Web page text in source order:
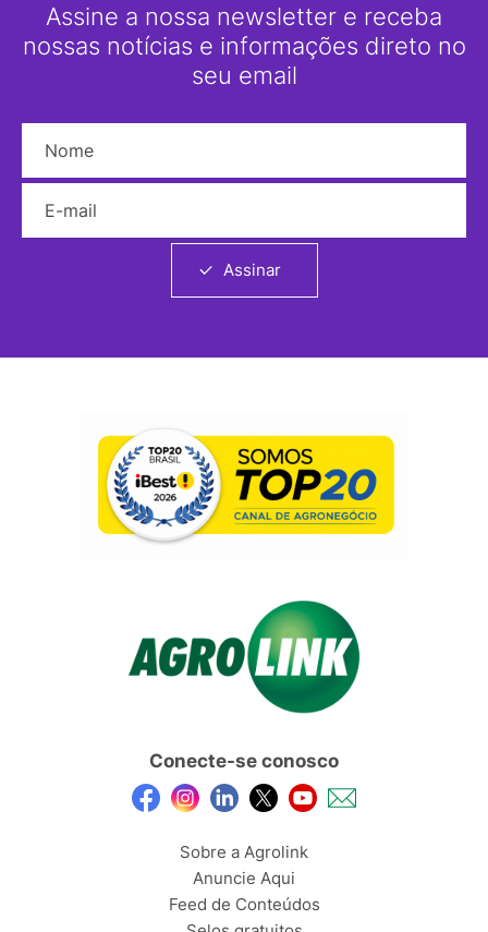
Assine a nossa newsletter e receba
nossas notícias e informações direto no
seu email
Assinar
Conecte-se conosco
Sobre a Agrolink
Anuncie Aqui
Feed de Conteúdos